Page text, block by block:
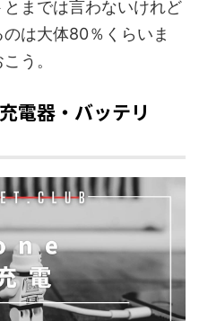
までは言わないけれど
は大体80％くらいま
う。
電器・バッテリ